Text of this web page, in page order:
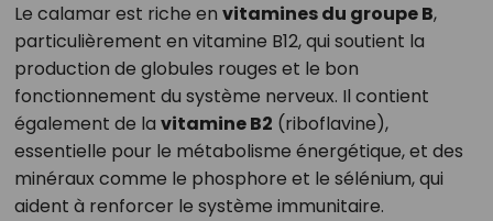
Le calamar est riche en vitamines du groupe B,
particulièrement en vitamine B12, qui soutient la
production de globules rouges et le bon
fonctionnement du système nerveux. Il contient
également de la vitamine B2 (riboflavine),
essentielle pour le métabolisme énergétique, et des
minéraux comme le phosphore et le sélénium, qui
aident à renforcer le système immunitaire.